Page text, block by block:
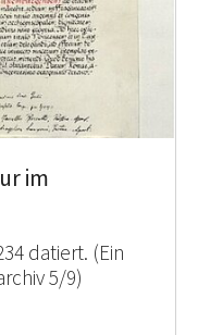
im
datiert. (Ein
5/9)